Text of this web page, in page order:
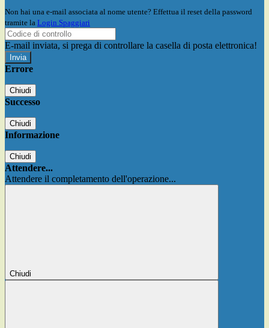
Non hai una e-mail associata al nome utente? Effettua il reset della password
tramite la Login Spaggiari
E-mail inviata, si prega di controllare la casella di posta elettronica!
Errore
Chiudi
Successo
Chiudi
Informazione
Chiudi
Attendere...
Attendere il completamento dell'operazione...
Chiudi